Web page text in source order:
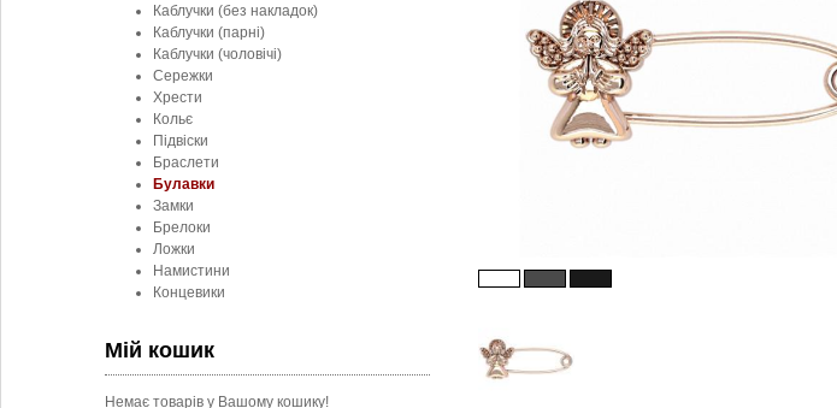
Каблучки (без накладок)
Каблучки (парні)
Каблучки (чоловічі)
Сережки
Хрести
Кольє
Підвіски
Браслети
Булавки
Замки
Брелоки
Ложки
Намистини
Концевики
Мій кошик
Немає товарів у Вашому кошику!